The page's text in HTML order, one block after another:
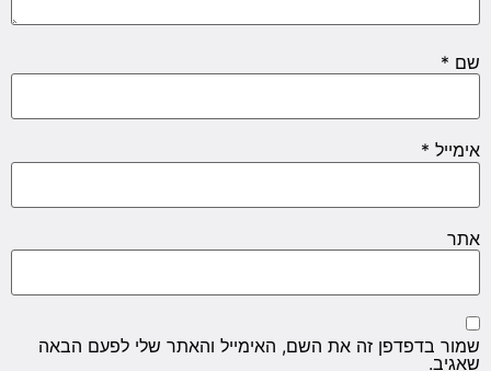
שם *
אימייל *
אתר
שמור בדפדפן זה את השם, האימייל והאתר שלי לפעם הבאה
שאגיב.